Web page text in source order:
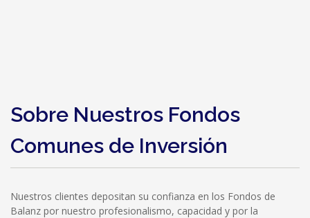
Sobre Nuestros Fondos
Comunes de Inversión
Nuestros clientes depositan su confianza en los Fondos de
Balanz por nuestro profesionalismo, capacidad y por la